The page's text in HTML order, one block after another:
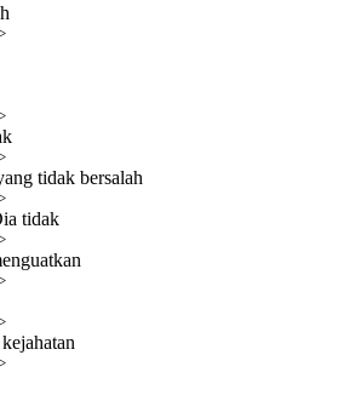
tidak bersalah
tidak